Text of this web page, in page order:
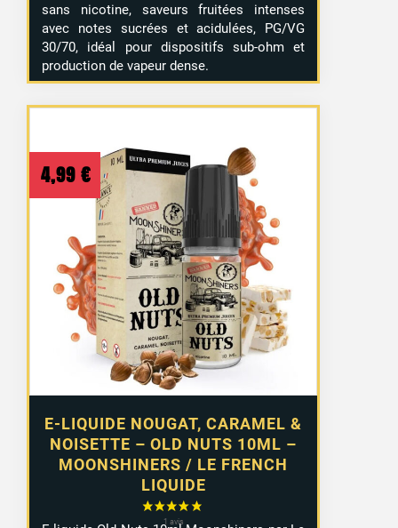
sans nicotine, saveurs fruitées intenses
avec notes sucrées et acidulées, PG/VG
30/70, idéal pour dispositifs sub-ohm et
production de vapeur dense.
E-LIQUIDE NOUGAT, CARAMEL &
NOISETTE – OLD NUTS 10ML –
MOONSHINERS / LE FRENCH
LIQUIDE
4,99 €